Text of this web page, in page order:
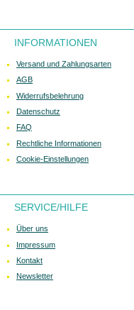
INFORMATIONEN
Versand und Zahlungsarten
AGB
Widerrufsbelehrung
Datenschutz
FAQ
Rechtliche Informationen
Cookie-Einstellungen
SERVICE/HILFE
Über uns
Impressum
Kontakt
Newsletter